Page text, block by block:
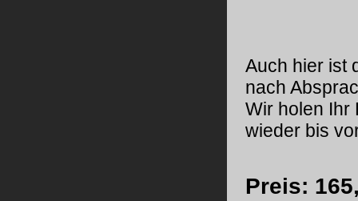
Auch hier ist
nach
Wir holen Ihr
Preis: